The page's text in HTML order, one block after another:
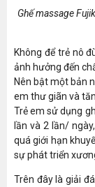
Ghế massage
Không để trẻ nô
ảnh hưởng đến
Nên bật một bản
em thư giãn và
Trẻ em sử dụng
lần và 2 lần/
quá giới hạn
sự phát triển
Trên đây là giải